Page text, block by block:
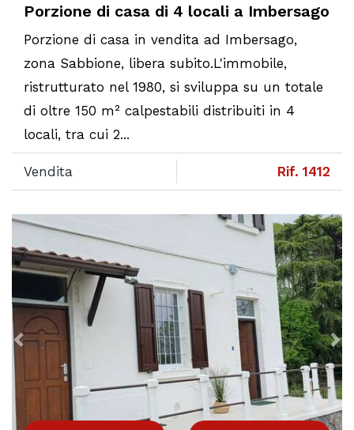
Porzione di casa di 4 locali a Imbersago
Porzione di casa in vendita ad Imbersago,
zona Sabbione, libera subito.L'immobile,
ristrutturato nel 1980, si sviluppa su un totale
di oltre 150 m² calpestabili distribuiti in 4
locali, tra cui 2...
Vendita Rif. 1412
Previous